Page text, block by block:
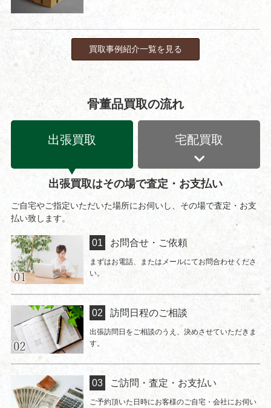
買取事例紹介一覧を見る
骨董品買取の流れ
出張買取 宅配買取
出張買取はその場で査定・お支払い
ご自宅やご指定いただいた場所にお伺いし、その場で査定・お支
払い致します。
お問合せ・ご依頼
まずはお電話、またはメールにてお問合わせくださ
い。
訪問日程のご相談
出張訪問日をご相談のうえ、決めさせていただきま
す。
ご訪問・査定・お支払い
ご予約頂いた日時にお客様のご自宅・会社にお伺い